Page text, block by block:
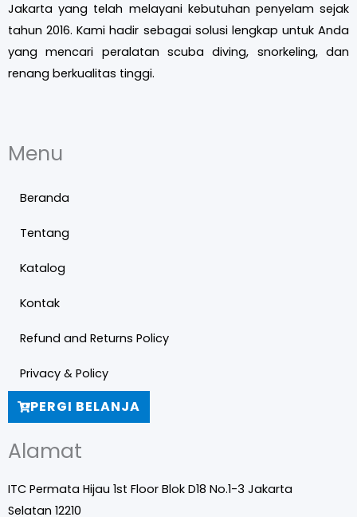
Jakarta yang telah melayani kebutuhan penyelam sejak
tahun 2016. Kami hadir sebagai solusi lengkap untuk Anda
yang mencari peralatan scuba diving, snorkeling, dan
renang berkualitas tinggi.
Menu
Beranda
Tentang
Katalog
Kontak
Refund and Returns Policy
Privacy & Policy
PERGI BELANJA
Alamat
ITC Permata Hijau 1st Floor Blok D18 No.1-3 Jakarta
Selatan 12210